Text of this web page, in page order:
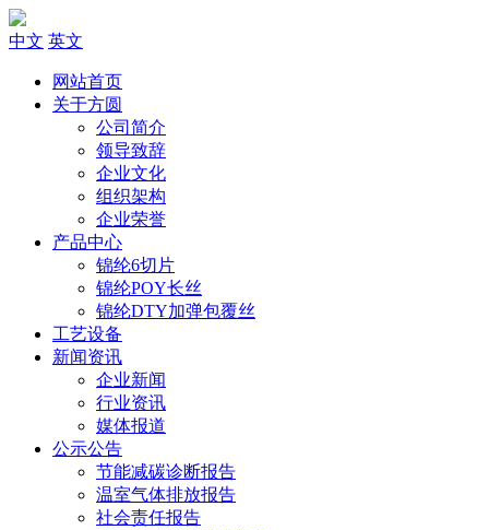
中文 英文
网站首页
关于方圆
公司简介
领导致辞
企业文化
组织架构
企业荣誉
产品中心
锦纶6切片
锦纶POY长丝
锦纶DTY加弹包覆丝
工艺设备
新闻资讯
企业新闻
行业资讯
媒体报道
公示公告
节能减碳诊断报告
温室气体排放报告
社会责任报告